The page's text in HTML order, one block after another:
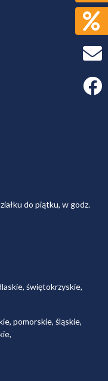
do piątku, w godz.
świętokrzyskie,
pomorskie, śląskie,